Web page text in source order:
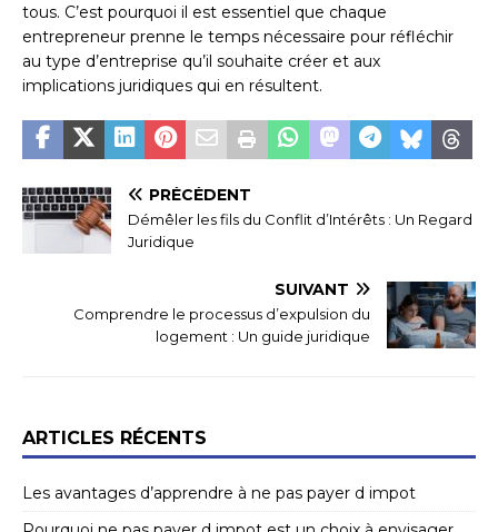
tous. C’est pourquoi il est essentiel que chaque
entrepreneur prenne le temps nécessaire pour réfléchir
au type d’entreprise qu’il souhaite créer et aux
implications juridiques qui en résultent.
PRÉCÉDENT
Démêler les fils du Conflit d’Intérêts : Un Regard
Juridique
SUIVANT
Comprendre le processus d’expulsion du
logement : Un guide juridique
ARTICLES RÉCENTS
Les avantages d’apprendre à ne pas payer d impot